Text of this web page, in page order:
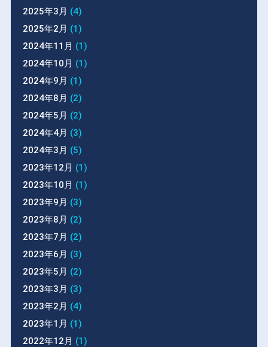
2025年3月 (4)
2025年2月 (1)
2024年11月 (1)
2024年10月 (1)
2024年9月 (1)
2024年8月 (2)
2024年5月 (2)
2024年4月 (3)
2024年3月 (5)
2023年12月 (1)
2023年10月 (1)
2023年9月 (3)
2023年8月 (2)
2023年7月 (2)
2023年6月 (3)
2023年5月 (2)
2023年3月 (3)
2023年2月 (4)
2023年1月 (1)
2022年12月 (1)